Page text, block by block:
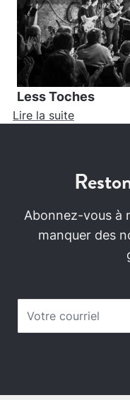
Less Toches
Lire la suite
Abonnez-vous à
manquer des